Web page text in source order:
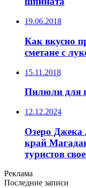
19.06.2018
Как вкусно
сметане с
15.11.2018
Пилюли для
12.12.2024
Озеро
край
туристов
Реклама
Последние записи